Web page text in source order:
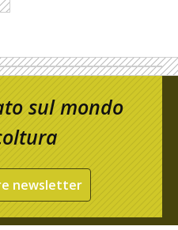
sul mondo
newsletter